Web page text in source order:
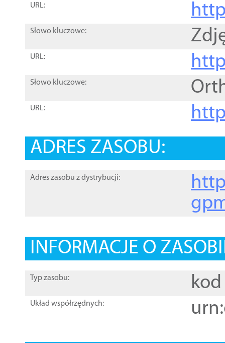
URL:
Słowo kluczowe:
URL:
Słowo kluczowe:
URL:
ADRES ZASOBU:
Adres zasobu z dystrybucji:
INFORMACJE O
Typ zasobu: kod
Układ współrzędnych: